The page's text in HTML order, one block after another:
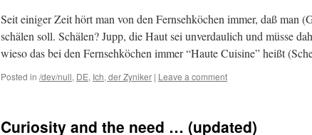
Seit einiger Zeit hört man von den Fernsehköchen immer, daß man
schälen soll. Schälen? Jupp, die Haut sei unverdaulich und müsse
wieso das bei den Fernsehköchen immer “Haute Cuisine” heißt
Posted in /dev/null, DE, Ich, der Zyniker | Leave a comment
Curiosity and the need … (updated)